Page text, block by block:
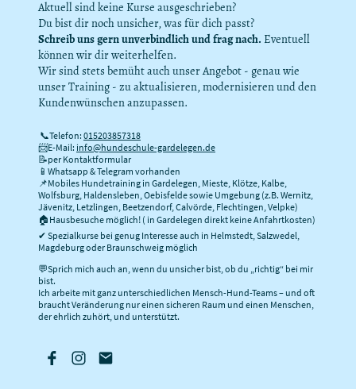
Aktuell sind keine Kurse ausgeschrieben?
Du bist dir noch unsicher, was für dich passt?
Schreib uns gern unverbindlich und frag nach. Eventuell
können wir dir weiterhelfen.
Wir sind stets bemüht auch unser Angebot - genau wie
unser Training - zu aktualisieren, modernisieren und den
Kundenwünschen anzupassen.
📞Telefon: 015203857318
📨E-Mail: info@hundeschule-gardelegen.de
📝per Kontaktformular
📱Whatsapp & Telegram vorhanden
📌Mobiles Hundetraining in Gardelegen, Mieste, Klötze, Kalbe,
Wolfsburg, Haldensleben, Oebisfelde sowie Umgebung (z.B. Wernitz,
Jävenitz, Letzlingen, Beetzendorf, Calvörde, Flechtingen, Velpke)
🏠Hausbesuche möglich! ( in Gardelegen direkt keine Anfahrtkosten)
✔ Spezialkurse bei genug Interesse auch in Helmstedt, Salzwedel,
Magdeburg oder Braunschweig möglich
💬Sprich mich auch an, wenn du unsicher bist, ob du „richtig“ bei mir
bist.
Ich arbeite mit ganz unterschiedlichen Mensch-Hund-Teams – und oft
braucht Veränderung nur einen sicheren Raum und einen Menschen,
der ehrlich zuhört, und unterstützt.